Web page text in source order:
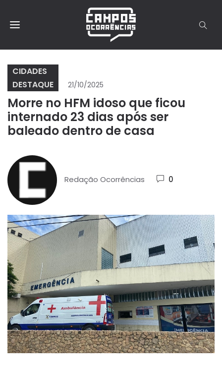
CIDADES
DESTAQUE
21/10/2025
Morre no HFM idoso que ficou
internado 23 dias após ser
baleado dentro de casa
Redação Ocorrências 0